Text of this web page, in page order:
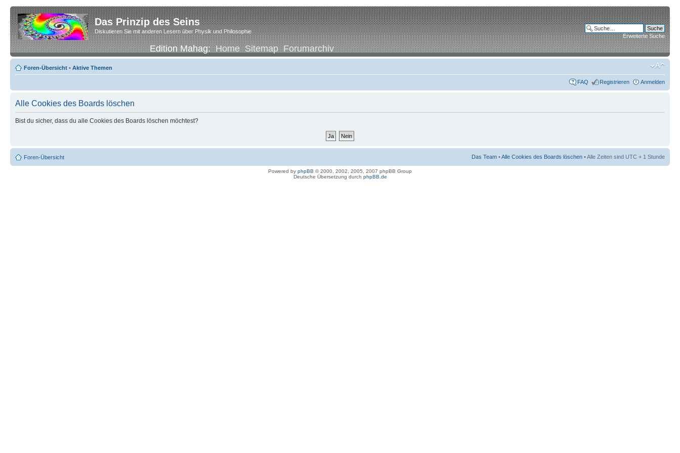
Das Prinzip des Seins
Diskutieren Sie mit anderen Lesern über Physik und Philosophie
Edition Mahag:Home Sitemap Forumarchiv
Erweiterte Suche
Foren-Übersicht • Aktive Themen
FAQ Registrieren Anmelden
Alle Cookies des Boards löschen
Bist du sicher, dass du alle Cookies des Boards löschen möchtest?
Foren-Übersicht Das Team •Alle Cookies des Boards löschen • Alle Zeiten sind UTC + 1 Stunde
Powered by phpBB © 2000, 2002, 2005, 2007 phpBB Group
Deutsche Übersetzung durch phpBB.de